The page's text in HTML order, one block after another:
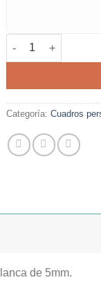
Animales en bici
Categoría: Cuadros
de 5mm.